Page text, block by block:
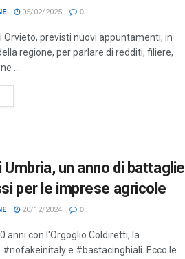
05/02/2025 0
Orvieto, previsti nuovi appuntamenti, in
regione, per parlare di redditi, filiere,
...
DETAILS
un anno di battaglie
per le imprese agricole
20/12/2024 0
anni con l'Orgoglio Coldiretti, la
e #bastacinghiali. Ecco le